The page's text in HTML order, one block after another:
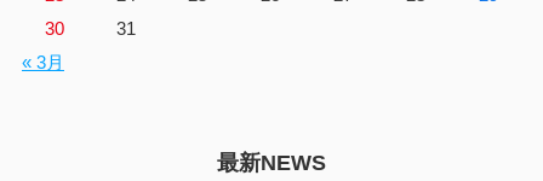
« 3月
30
31
最新NEWS